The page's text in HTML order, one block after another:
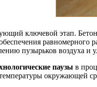
ключевой этап.
пузырьков воздуха и
паузы в
окружающей